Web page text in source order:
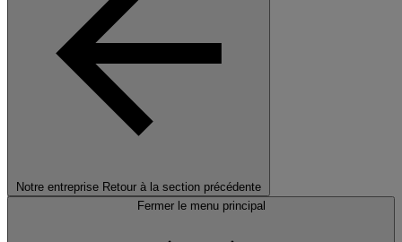
Notre entreprise Retour à la section précédente
Fermer le menu principal